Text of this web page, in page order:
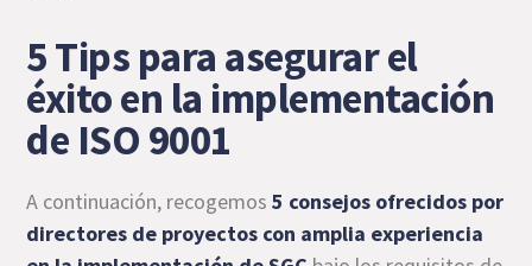
5 Tips para asegurar el
éxito en la implementación
de ISO 9001
A continuación, recogemos5 consejos ofrecidos por
directores de proyectos con amplia experiencia